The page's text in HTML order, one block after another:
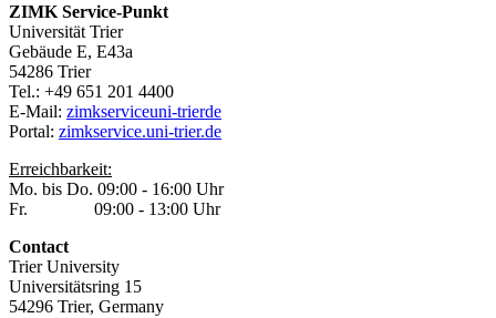
ZIMK Service-Punkt
Universität Trier
Gebäude E, E43a
54286 Trier
Tel.: +49 651 201 4400
E-Mail: zimkserviceuni-trierde
Portal: zimkservice.uni-trier.de
Erreichbarkeit:
Mo. bis Do. 09:00 - 16:00 Uhr
Fr. 09:00 - 13:00 Uhr
Contact
Trier University
Universitätsring 15
54296 Trier, Germany